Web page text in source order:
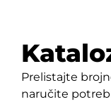
Prelistajte
naručite